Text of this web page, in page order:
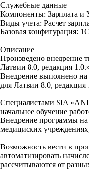
Служебные данные
Компоненты: Зарплата и
Виды учета: Расчет
Базовая конфигурация:
Описание
Произведено внедрение
Латвии 8.0, редакция
Внедрение выполнено на
для Латвии 8.0, редакция
Специалистами SIA
начальное обучение
Внедрение программы на
медициских
Возможность вести в
автоматизировать
рассчитываются от